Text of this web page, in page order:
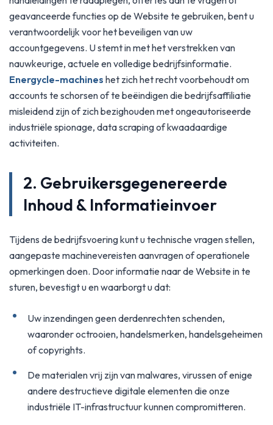
geavanceerde functies op de Website te gebruiken, bent u
verantwoordelijk voor het beveiligen van uw
accountgegevens. U stemt in met het verstrekken van
nauwkeurige, actuele en volledige bedrijfsinformatie.
Energycle-machines het zich het recht voorbehoudt om
accounts te schorsen of te beëindigen die bedrijfsaffiliatie
misleidend zijn of zich bezighouden met ongeautoriseerde
industriële spionage, data scraping of kwaadaardige
activiteiten.
2. Gebruikersgegenereerde
Inhoud & Informatieinvoer
Tijdens de bedrijfsvoering kunt u technische vragen stellen,
aangepaste machinevereisten aanvragen of operationele
opmerkingen doen. Door informatie naar de Website in te
sturen, bevestigt u en waarborgt u dat:
Uw inzendingen geen derdenrechten schenden,
waaronder octrooien, handelsmerken, handelsgeheimen
of copyrights.
De materialen vrij zijn van malwares, virussen of enige
andere destructieve digitale elementen die onze
industriële IT-infrastructuur kunnen compromitteren.